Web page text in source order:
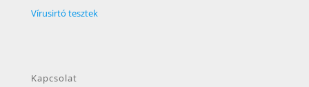
Vírusirtó tesztek
Kapcsolat